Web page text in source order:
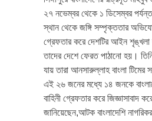
২৭ নভেম্বর থেকে ১ ডিসেম্বর পর্যন্ত
স্থান থেকে জঙ্গি সম্পৃক্ততার
গ্রেফতার করে দেশটির আইন শৃঙ্খলা
তাদের দেশে ফেরত পাঠানো হয়।
যায় তারা আনসারুল্লাহ বাংলা
এই ২৬ জনের মধ্যে ১৪ জনকে
বাহিনী গ্রেফতার করে জিজ্ঞাসাবাদ
জানিয়েছেন,আটক বাংলাদেশি